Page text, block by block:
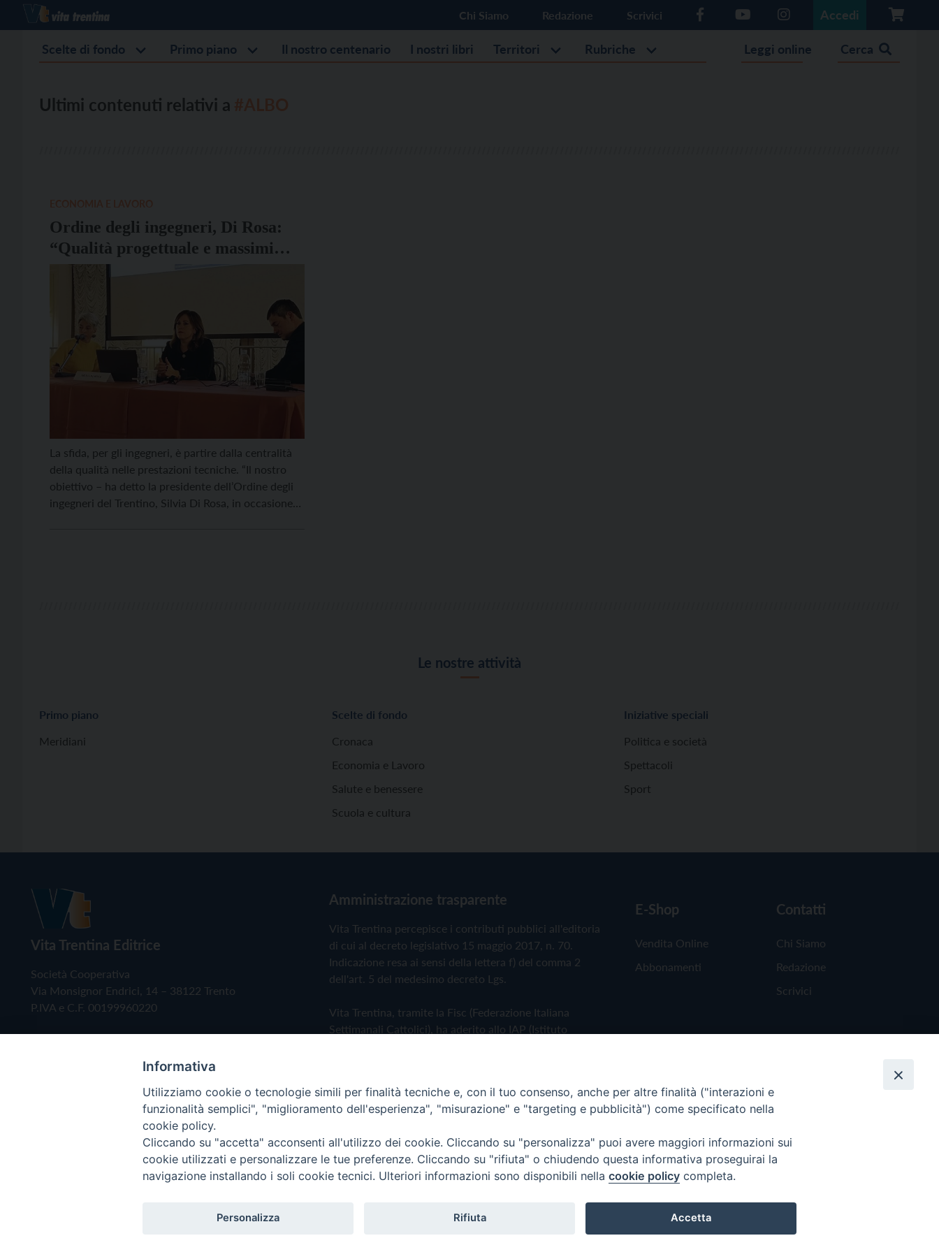
Chi Siamo Redazione Scrivici Accedi
Scelte di fondo Primo piano Il nostro centenario I nostri libri Territori Rubriche Leggi online Cerca
Ultimi contenuti relativi a
Ordine degli ingegneri, Di Rosa:
“Qualità progettuale e massimi
ribassi sono un ossimoro”
La sfida, per gli ingegneri, è partire dalla centralità
della qualità nelle prestazioni tecniche. “Il nostro
obiettivo – ha detto la presidente dell’Ordine degli
ingegneri del Trentino, Silvia Di Rosa, in occasione
Le nostre attività
Primo piano
Meridiani
Scelte di fondo
Cronaca
Economia e Lavoro
Salute e benessere
Scuola e cultura
Iniziative speciali
Politica e società
Spettacoli
Sport
Vita Trentina Editrice
Società Cooperativa
Via Monsignor Endrici, 14 – 38122 Trento
P.IVA e C.F. 00199960220
Amministrazione trasparente
Vita Trentina percepisce i contributi pubblici all'editoria
di cui al decreto legislativo 15 maggio 2017, n. 70.
Indicazione resa ai sensi della lettera f) del comma 2
dell'art. 5 del medesimo decreto Lgs.
Vita Trentina, tramite la Fisc (Federazione Italiana
Settimanali Cattolici), ha aderito allo IAP (Istituto
Privacy Policy Cookie Policy
E-Shop
Vendita Online
Abbonamenti
Contatti
Chi Siamo
Redazione
Scrivici
Copyright © 2019 - Tutti i diritti riservati - Vita Trentina Editrice
Informativa
Utilizziamo cookie o tecnologie simili per finalità tecniche e, con il tuo consenso, anche per altre finalità ("interazioni e
funzionalità semplici", "miglioramento dell'esperienza", "misurazione" e "targeting e pubblicità") come specificato nella
cookie policy.
Cliccando su "accetta" acconsenti all'utilizzo dei cookie. Cliccando su "personalizza" puoi avere maggiori informazioni sui
cookie utilizzati e personalizzare le tue preferenze. Cliccando su "rifiuta" o chiudendo questa informativa proseguirai la
navigazione installando i soli cookie tecnici. Ulteriori informazioni sono disponibili nella cookie policy completa.
Personalizza Rifiuta Accetta